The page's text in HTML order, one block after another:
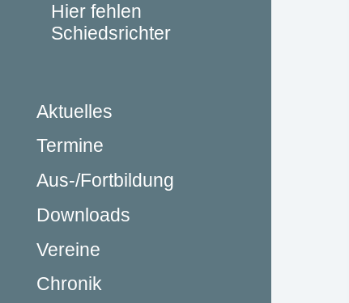
Hier fehlen
Schiedsrichter
Aktuelles
Termine
Aus-/Fortbildung
Downloads
Vereine
Chronik